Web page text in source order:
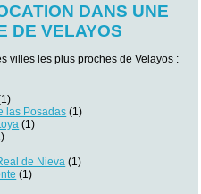
DANS UNE
DE VELAYOS
villes les plus proches de Velayos :
las Posadas (1)
(1)
de Nieva (1)
(1)